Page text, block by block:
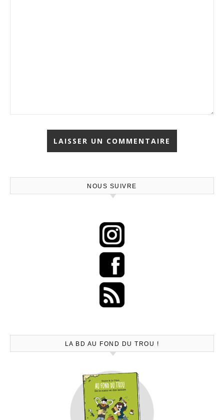
NOUS SUIVRE
LA BD AU FOND DU TROU !